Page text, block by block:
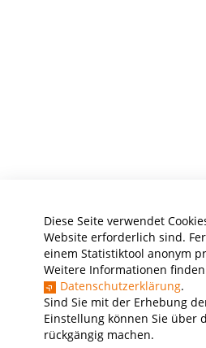
Diese Seite verwendet
Website erforderlich sind.
einem Statistiktool anonym
Weitere Informationen
Datenschutzerklärung.
Sind Sie mit der Erhebung
Einstellung können Sie über
rückgängig machen.